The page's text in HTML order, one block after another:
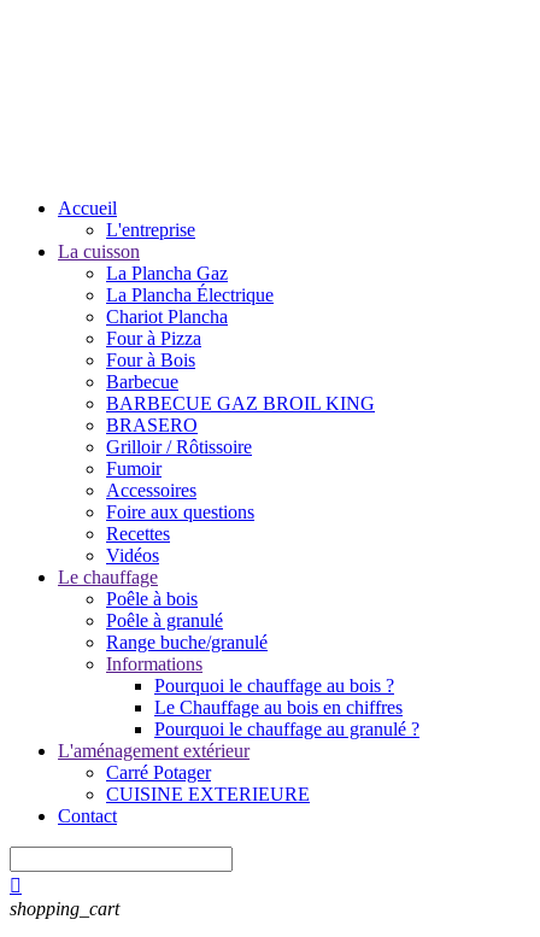
Accueil
L'entreprise
La cuisson
La Plancha Gaz
La Plancha Électrique
Chariot Plancha
Four à Pizza
Four à Bois
Barbecue
BARBECUE GAZ BROIL KING
BRASERO
Grilloir / Rôtissoire
Fumoir
Accessoires
Foire aux questions
Recettes
Vidéos
Le chauffage
Poêle à bois
Poêle à granulé
Range buche/granulé
Informations
Pourquoi le chauffage au bois ?
Le Chauffage au bois en chiffres
Pourquoi le chauffage au granulé ?
L'aménagement extérieur
Carré Potager
CUISINE EXTERIEURE
Contact

shopping_cart